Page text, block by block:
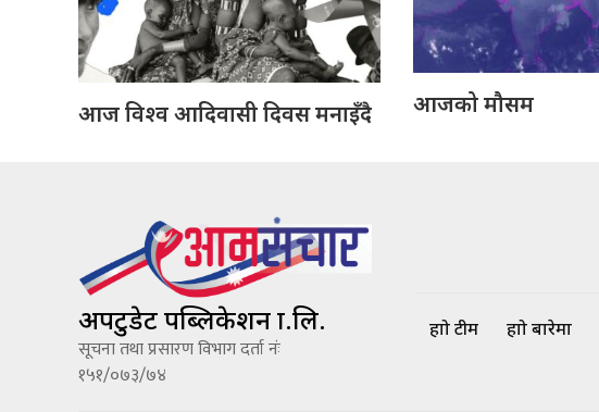
आज विश्व आदिवासी दिवस मनाइँदै
आजको मौसम
अपटुडेट पब्लिकेशन प्रा.लि.
सूचना तथा प्रसारण विभाग दर्ता नंः
१५१/०७३/७४
हाम्रो टीम हाम्रो बारेमा